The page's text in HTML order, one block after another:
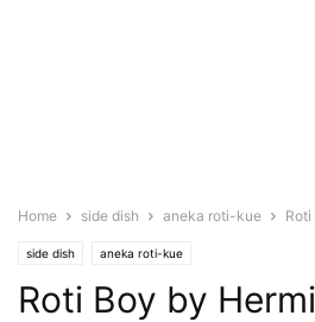
Home side dish aneka roti-kue
side dish aneka roti-kue
Roti Boy by